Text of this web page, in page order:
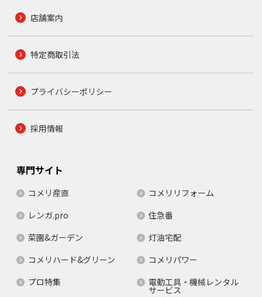
店舗案内
特定商取引法
プライバシーポリシー
採用情報
専門サイト
コメリ産直
コメリリフォーム
レンガ.pro
住急番
菜園&ガーデン
灯油宅配
コメリハード&グリーン
コメリパワー
プロ特集
電動工具・機械レンタル
サービス